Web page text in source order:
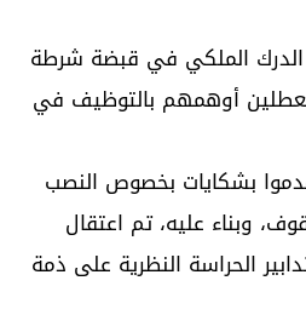
الملكي في قبضة شرطة
أوهمهم بالتوظيف في
بشكايات بخصوص النصب
وبناء عليه، تم اعتقال
الحراسة النظرية على ذمة